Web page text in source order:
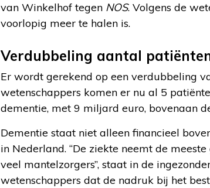
van Winkelhof tegen NOS. Volgens de
voorlopig meer te halen is.
Verdubbeling aantal
Er wordt gerekend op een verdubbeling
wetenschappers komen er nu al 5
dementie, met 9 miljard euro, bovenaan
Dementie staat niet alleen financieel
in Nederland. “De ziekte neemt de
veel mantelzorgers”, staat in de
wetenschappers dat de nadruk bij het